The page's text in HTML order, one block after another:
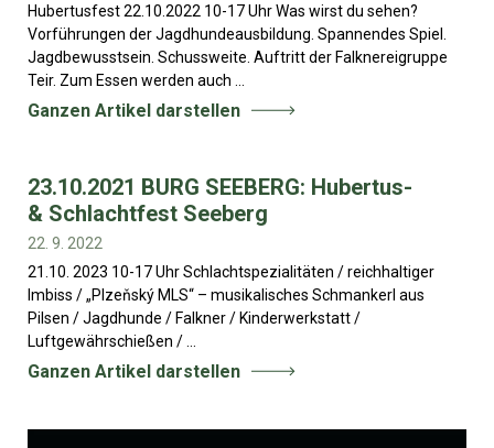
Hubertusfest 22.10.2022 10-17 Uhr Was wirst du sehen?
Vorführungen der Jagdhundeausbildung. Spannendes Spiel.
Jagdbewusstsein. Schussweite. Auftritt der Falknereigruppe
Teir. Zum Essen werden auch ...
Ganzen Artikel darstellen
23.10.2021 BURG SEEBERG: Hubertus-
& Schlachtfest Seeberg
22. 9. 2022
21.10. 2023 10-17 Uhr Schlachtspezialitäten / reichhaltiger
Imbiss / „Plzeňský MLS“ – musikalisches Schmankerl aus
Pilsen / Jagdhunde / Falkner / Kinderwerkstatt /
Luftgewährschießen / ...
Ganzen Artikel darstellen